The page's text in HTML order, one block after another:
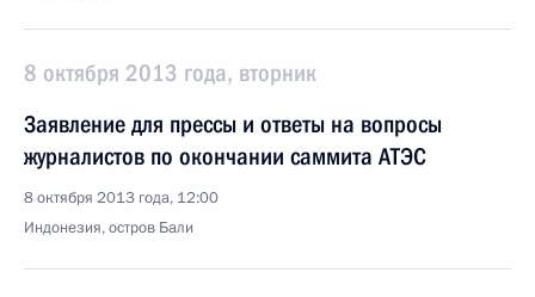
8 октября 2013 года, вторник
Заявление для прессы и ответы на вопросы
журналистов по окончании саммита АТЭС
8 октября 2013 года, 12:00
Индонезия, остров Бали